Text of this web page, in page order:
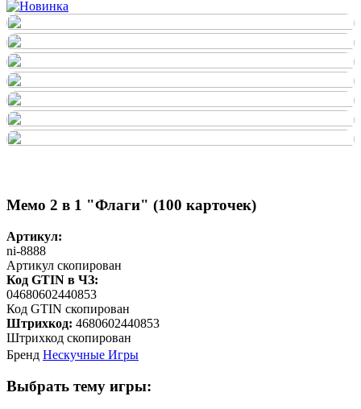
Мемо 2 в 1 "Флаги" (100 карточек)
Артикул:
ni-8888
Артикул скопирован
Код GTIN в ЧЗ:
04680602440853
Код GTIN скопирован
Штрихкод: 4680602440853
Штрихкод скопирован
Бренд Нескучные Игры
Выбрать тему игры: